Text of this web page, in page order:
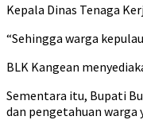
Kepala Dinas Tenaga
“Sehingga warga
BLK Kangean
Sementara itu, Bupati
dan pengetahuan warga